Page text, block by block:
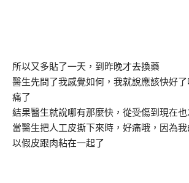
所以又多貼了一天，到昨晚才去換藥
醫生先問了我感覺如何，我就說應該快好
痛了
結果醫生就說哪有那麼快，從受傷到現在
當醫生把人工皮撕下來時，好痛哦，因為
以假皮跟肉粘在一起了